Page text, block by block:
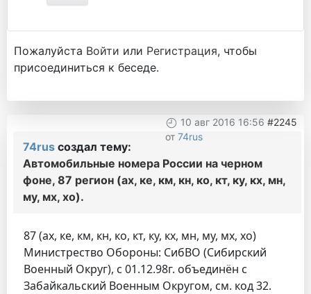
Пожалуйста Войти или Регистрация, чтобы
присоединиться к беседе.
10 авг 2016 16:56 #2245
от 74rus
74rus создал тему:
Автомобильные номера России на черном
фоне, 87 регион (ах, ке, км, кн, ко, кт, ку, кх, мн,
му, мх, хо).
87 (ах, ке, км, кн, ко, кт, ку, кх, мн, му, мх, хо)
Министрество Обороны: СибВО (Сибирский
Военный Округ), с 01.12.98г. объединён с
Забайкальский Военным Округом, см. код 32.